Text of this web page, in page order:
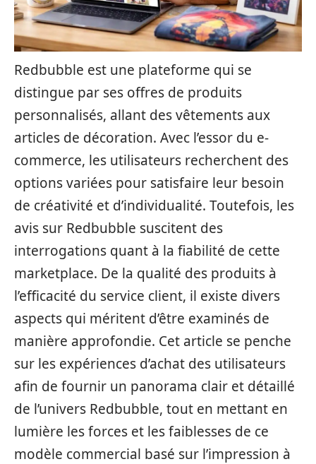
Redbubble est une plateforme qui se
distingue par ses offres de produits
personnalisés, allant des vêtements aux
articles de décoration. Avec l’essor du e-
commerce, les utilisateurs recherchent des
options variées pour satisfaire leur besoin
de créativité et d’individualité. Toutefois, les
avis sur Redbubble suscitent des
interrogations quant à la fiabilité de cette
marketplace. De la qualité des produits à
l’efficacité du service client, il existe divers
aspects qui méritent d’être examinés de
manière approfondie. Cet article se penche
sur les expériences d’achat des utilisateurs
afin de fournir un panorama clair et détaillé
de l’univers Redbubble, tout en mettant en
lumière les forces et les faiblesses de ce
modèle commercial basé sur l’impression à